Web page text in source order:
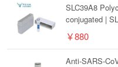
SLC39A8 Polyclonal Antibody（多克隆抗体）, FITC
conjugated |
￥880
Anti-SARS-